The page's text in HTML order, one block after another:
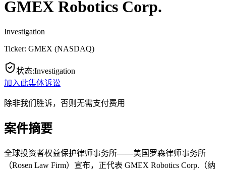
GMEX Robotics Corp.
Investigation
Ticker: GMEX (NASDAQ)
状态:Investigation
加入此集体诉讼
除非我们胜诉，否则无需支付费用
案件摘要
全球投资者权益保护律师事务所——美国罗森律师事务所
（Rosen Law Firm）宣布，正代表 GMEX Robotics Corp.（纳